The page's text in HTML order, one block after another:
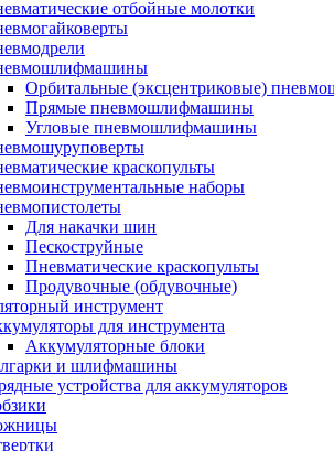
отбойные молотки
Орбитальные (эксцентриковые)
Прямые пневмошлифмашины
Угловые пневмошлифмашины
краскопульты
наборы
Для накачки шин
Пескоструйные
Пневматические краскопульты
Продувочные (обдувочные)
инструмент
для инструмента
Аккумуляторные блоки
и шлифмашины
устройства для аккумуляторов